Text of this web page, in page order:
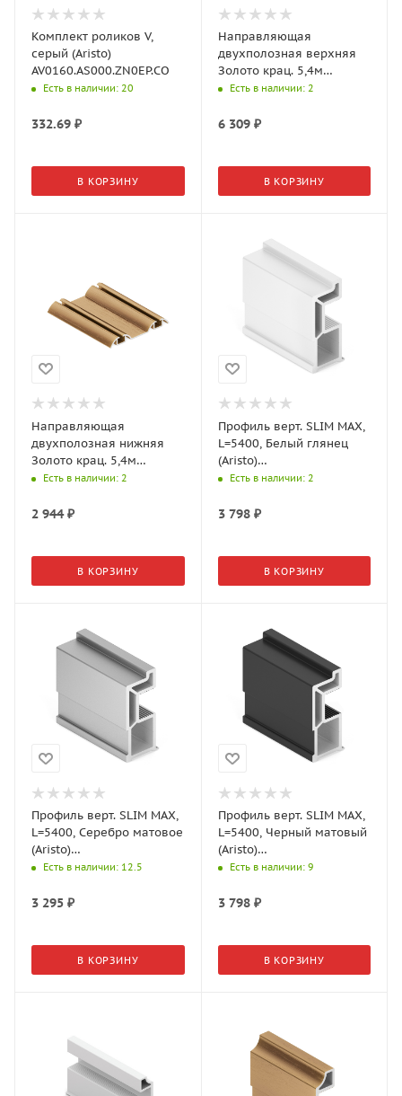
Комплект роликов V,
серый (Aristo)
AV0160.AS000.ZN0EP.CO
Есть в наличии: 20
332.69 ₽
В КОРЗИНУ
Направляющая
двухполозная верхняя
Золото крац. 5,4м
AS0713.VP540.GLBAN.CJ
Есть в наличии: 2
6 309₽
В КОРЗИНУ
Направляющая
двухполозная нижняя
Золото крац. 5,4м
AS0504.VP540.GLBAN.CJ
Есть в наличии: 2
2 944₽
В КОРЗИНУ
Профиль верт. SLIM MAX,
L=5400, Белый глянец
(Aristo)
AV0793.VP540.WHGPC.CJ
Есть в наличии: 2
3 798₽
В КОРЗИНУ
Профиль верт. SLIM MAX,
L=5400, Серебро матовое
(Aristo)
AV0793.VP540.SLMAN.CJ
Есть в наличии: 12.5
3 295 ₽
В КОРЗИНУ
Профиль верт. SLIM MAX,
L=5400, Черный матовый
(Aristo)
AV0793.VP540.BKSPC.CJ
Есть в наличии: 9
3 798₽
В КОРЗИНУ